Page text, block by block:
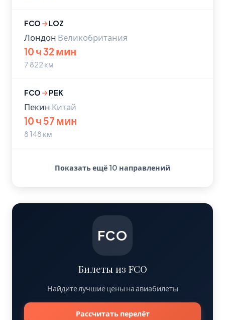
FCO LOZ
Лондон Великобритания
10 ч 32 мин
7 822 км
FCO PEK
Пекин Китай
10 ч 57 мин
8 148 км
Показать ещё 10 направлений
FCO
Билеты из FCO
Найдите лучшие цены на авиабилеты
Рассчитать перелёт